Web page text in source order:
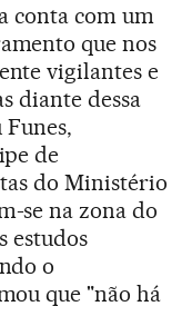
conta com um
que nos
vigilantes e
diante dessa
de
do Ministério
se na zona do
estudos
o
que "não há